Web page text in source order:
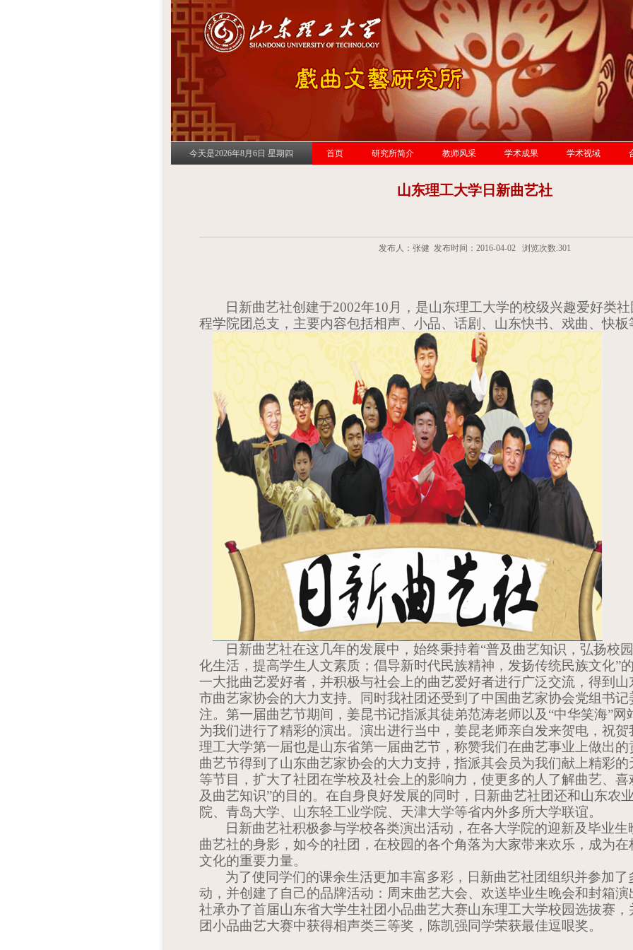
今天是2026年8月6日 星期四 首页 研究所简介 教师风采 学术成果 学术视域
山东理工大学日新曲艺社
发布人：张健 发布时间：2016-04-02 浏览次数:301
日新曲艺社创建于2002年10 月，是山东理工大学的校级兴趣爱好类
程学院团总支，主要内容包括相声、小品、话剧、山东快书、戏曲、快板
日新曲艺社在这几年的发展中，始终秉持着“普及曲艺知识，弘扬校
化生活，提高学生人文素质；倡导新时代民族精神，发扬传统民族文化”
一大批曲艺爱好者，并积极与社会上的曲艺爱好者进行广泛交流，得到
市曲艺家协会的大力支持。同时我社团还受到了中国曲艺家协会党组书
注。第一届曲艺节期间，姜昆书记指派其徒弟范涛老师以及“中华笑海”网
为我们进行了精彩的演出。演出进行当中，姜昆老师亲自发来贺电，祝
理工大学第一届也是山东省第一届曲艺节，称赞我们在曲艺事业上做出的
曲艺节得到了山东曲艺家协会的大力支持，指派其会员为我们献上精彩
等节目，扩大了社团在学校及社会上的影响力，使更多的人了解曲艺、喜
及曲艺知识”的目的。在自身良好发展的同时，日新曲艺社团还和山东农
院、青岛大学、山东轻工业学院、天津大学等省内外多所大学联谊。
日新曲艺社积极参与学校各类演出活动，在各大学院的迎新及毕业
曲艺社的身影，如今的社团，在校园的各个角落为大家带来欢乐，成为
文化的重要力量。
为了使同学们的课余生活更加丰富多彩，日新曲艺社团组织并参加了
动，并创建了自己的品牌活动：周末曲艺大会、欢送毕业生晚会和封箱演
社承办了首届山东省大学生社团小品曲艺大赛山东理工大学校园选拔赛
团小品曲艺大赛中获得相声类三等奖，陈凯强同学荣获最佳逗哏奖。